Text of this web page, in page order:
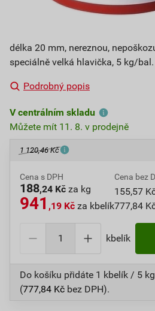
délka 20 mm, nereznou,
speciálně velká hlavička, 5 kg/bal.
Podrobný popis
V centrálním skladu
Můžete mít 11. 8. v prodejně
1 120,46 Kč
Cena s DPH
188,24 Kč za kg
941 ,19 Kč za kbelík
Cena bez
155,57
777,84
kbelík
Do košíku přidáte 1 kbelík / 5 kg
(777,84 Kč bez DPH).